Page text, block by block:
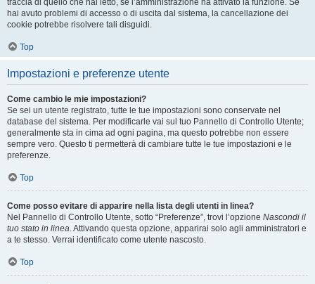
traccia di quello che hai letto, se l’amministrazione ha attivato la funzione. Se
hai avuto problemi di accesso o di uscita dal sistema, la cancellazione dei
cookie potrebbe risolvere tali disguidi.
Top
Impostazioni e preferenze utente
Come cambio le mie impostazioni?
Se sei un utente registrato, tutte le tue impostazioni sono conservate nel
database del sistema. Per modificarle vai sul tuo Pannello di Controllo Utente;
generalmente sta in cima ad ogni pagina, ma questo potrebbe non essere
sempre vero. Questo ti permetterà di cambiare tutte le tue impostazioni e le
preferenze.
Top
Come posso evitare di apparire nella lista degli utenti in linea?
Nel Pannello di Controllo Utente, sotto “Preferenze”, trovi l’opzione Nascondi il
tuo stato in linea. Attivando questa opzione, apparirai solo agli amministratori e
a te stesso. Verrai identificato come utente nascosto.
Top